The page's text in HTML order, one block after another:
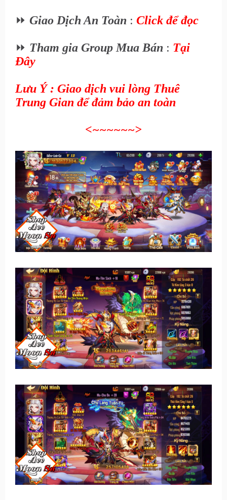
⏩ Giao Dịch An Toàn : Click để đọc
⏩ Tham gia Group Mua Bán : Tại
Đây
Lưu Ý : Giao dịch vui lòng Thuê
Trung Gian để đảm bảo an toàn
<~~~~~~>